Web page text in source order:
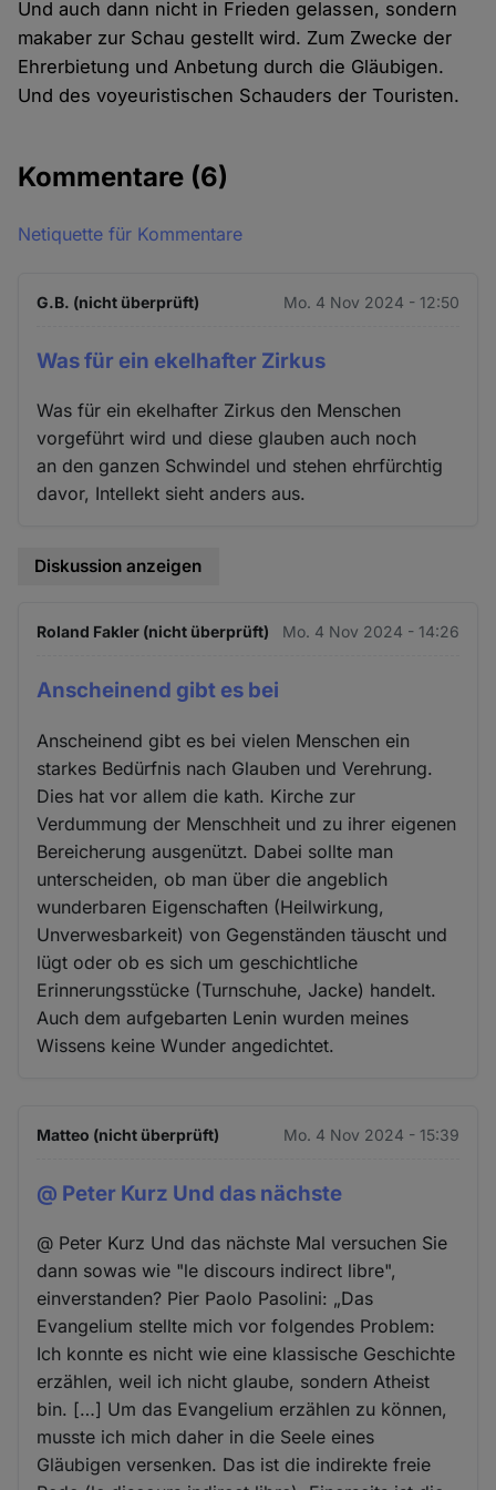
Und auch dann nicht in Frieden gelassen, sondern
makaber zur Schau gestellt wird. Zum Zwecke der
Ehrerbietung und Anbetung durch die Gläubigen.
Und des voyeuristischen Schauders der Touristen.
Kommentare (6)
Netiquette für Kommentare
G.B. (nicht überprüft) Mo. 4 Nov 2024 - 12:50
Was für ein ekelhafter Zirkus
Was für ein ekelhafter Zirkus den Menschen
vorgeführt wird und diese glauben auch noch
an den ganzen Schwindel und stehen ehrfürchtig
davor, Intellekt sieht anders aus.
Diskussion anzeigen
Roland Fakler (nicht überprüft) Mo. 4 Nov 2024 - 14:26
Anscheinend gibt es bei
Anscheinend gibt es bei vielen Menschen ein
starkes Bedürfnis nach Glauben und Verehrung.
Dies hat vor allem die kath. Kirche zur
Verdummung der Menschheit und zu ihrer eigenen
Bereicherung ausgenützt. Dabei sollte man
unterscheiden, ob man über die angeblich
wunderbaren Eigenschaften (Heilwirkung,
Unverwesbarkeit) von Gegenständen täuscht und
lügt oder ob es sich um geschichtliche
Erinnerungsstücke (Turnschuhe, Jacke) handelt.
Auch dem aufgebarten Lenin wurden meines
Wissens keine Wunder angedichtet.
Matteo (nicht überprüft) Mo. 4 Nov 2024 - 15:39
@ Peter Kurz Und das nächste
@ Peter Kurz Und das nächste Mal versuchen Sie
dann sowas wie "le discours indirect libre",
einverstanden? Pier Paolo Pasolini: „Das
Evangelium stellte mich vor folgendes Problem:
Ich konnte es nicht wie eine klassische Geschichte
erzählen, weil ich nicht glaube, sondern Atheist
bin. […] Um das Evangelium erzählen zu können,
musste ich mich daher in die Seele eines
Gläubigen versenken. Das ist die indirekte freie